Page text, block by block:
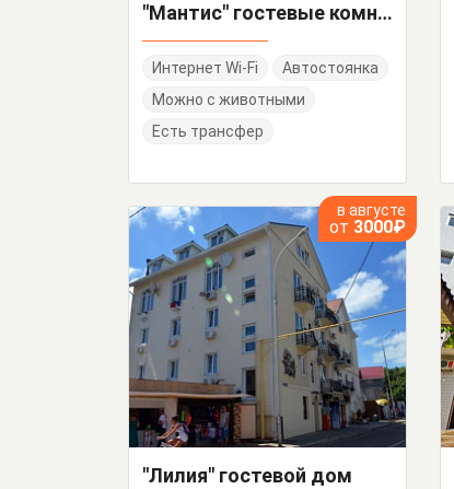
"Мантис" гостевые комнаты
Интернет Wi-Fi
Автостоянка
Можно с животными
Есть трансфер
в августе
от 3000₽
"Лилия" гостевой дом